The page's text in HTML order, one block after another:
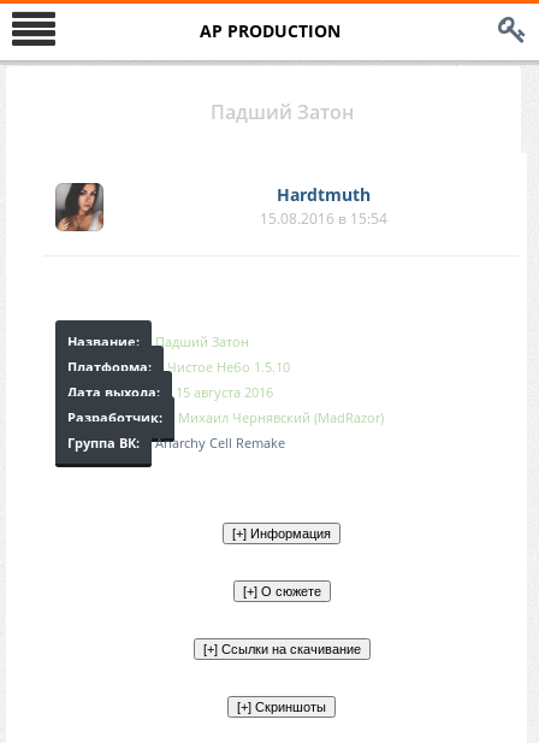
AP PRODUCTION
Падший Затон
Hardtmuth
15.08.2016 в 15:54
Название:
Падший Затон
Платформа:
Чистое Небо 1.5.10
Дата выхода:
15 августа 2016
Разработчик:
Михаил Чернявский (MadRazor)
Группа ВК:
Anarchy Cell Remake